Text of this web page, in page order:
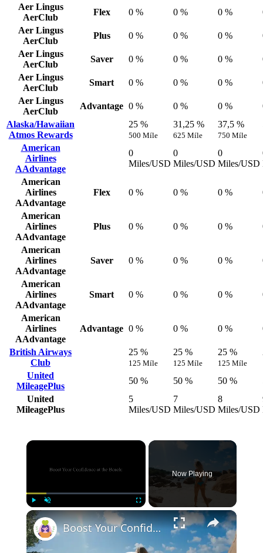
Aer Lingus
AerClub
Flex 0 % 0 % 0 %
Aer Lingus
AerClub
Plus 0 % 0 % 0 %
Aer Lingus
AerClub
Saver 0 % 0 % 0 %
Aer Lingus
AerClub
Smart 0 % 0 % 0 %
Aer Lingus
AerClub
Advantage 0 % 0 % 0 %
Alaska/Hawaiian
Atmos Rewards
25 %
500 Míle
31,25 %
625 Míle
37,5 %
750 Míle
American
Airlines
AAdvantage
0
Miles/USD
0
Miles/USD
0
Miles/USD
American
Airlines
AAdvantage
Flex 0 % 0 % 0 %
American
Airlines
AAdvantage
Plus 0 % 0 % 0 %
American
Airlines
AAdvantage
Saver 0 % 0 % 0 %
American
Airlines
AAdvantage
Smart 0 % 0 % 0 %
American
Airlines
AAdvantage
Advantage 0 % 0 % 0 %
British Airways
Club
25 %
125 Míle
25 %
125 Míle
25 %
125 Míle
United
MileagePlus
50 % 50 % 50 %
United
MileagePlus
5
Miles/USD
7
Miles/USD
8
Miles/USD
×
Play
Now Playing
×
Boost Your Confidence at the Beach: Flattering Swimwear for All Body Types